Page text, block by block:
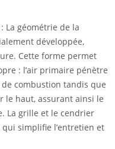
La géométrie de la
développée,
Cette forme permet
: l’air primaire pénètre
combustion tandis que
le haut, assurant ainsi le
La grille et le cendrier
simplifie l’entretien et